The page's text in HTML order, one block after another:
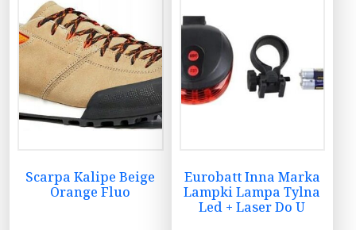
Scarpa Kalipe Beige
Orange Fluo
Eurobatt Inna Marka
Lampki Lampa Tylna
Led + Laser Do U